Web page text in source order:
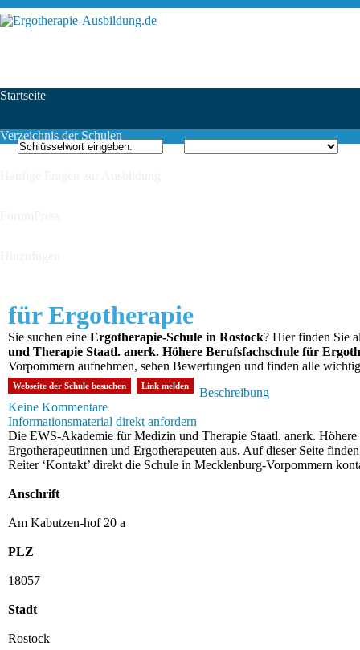
Startseite
Verzeichnis der Schulen
für Ergotherapie
Sie suchen eine Ergotherapie-Schule in Rostock? Hier finden Sie
und Therapie Staatl. anerk. Höhere Berufsfachschule für
Vorpommern aufnehmen, sehen Bewertungen und finden alle
Webseite der Schule besuchen Link melden
Beschreibung
Keine Kommentare
Informationsmaterial direkt anfordern
Die EWS-Akademie für Medizin und Therapie Staatl. anerk.
Ergotherapeutinnen und Ergotherapeuten aus. Auf dieser Seite
Reiter ‘Kontakt’ direkt die Schule in Mecklenburg-Vorpommern
Anschrift
Am Kabutzen-hof 20 a
PLZ
18057
Stadt
Rostock